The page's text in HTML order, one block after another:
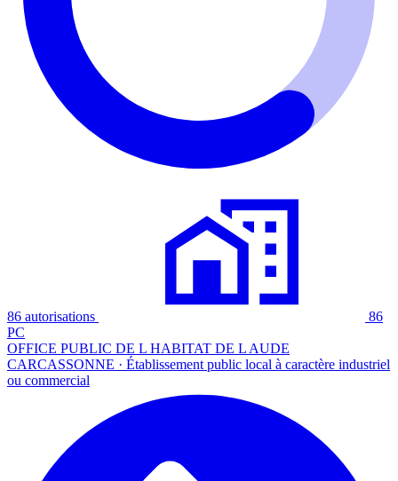
86 autorisations
86
PC
OFFICE PUBLIC DE L HABITAT DE L AUDE
CARCASSONNE · Établissement public local à caractère industriel
ou commercial